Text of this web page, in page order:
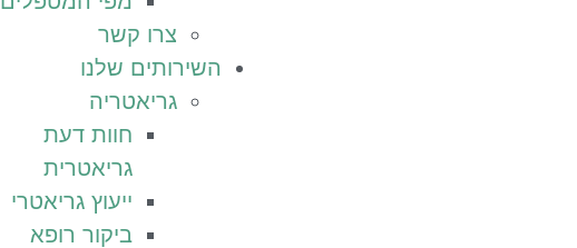
צרו קשר
השירותים שלנו
גריאטריה
חוות דעת
גריאטרית
ייעוץ גריאטרי
ביקור רופא